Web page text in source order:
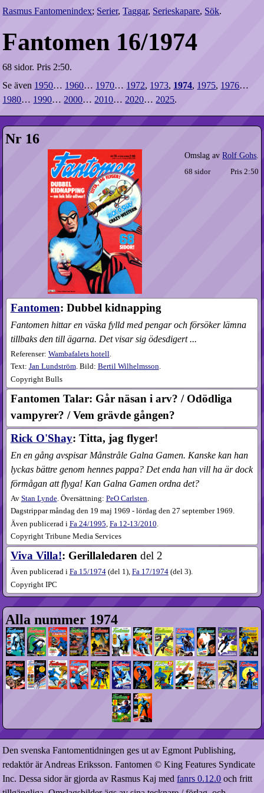
Rasmus Fantomenindex; Serier,Taggar, Serieskapare, Sök.
Fantomen 16/1974
68 sidor. Pris 2:50.
Se även 1950… 1960… 1970… 1972, 1973, 1974, 1975, 1976…
1980… 1990… 2000… 2010… 2020… 2025.
Nr 16
Omslag avRolf Gohs
68 sidor Pris 2:50
Fantomen: Dubbel kidnapping
Fantomen hittar en väska fylld med pengar och försöker lämna
tillbaks den till ägarna. Det visar sig ödesdigert ...
Referenser: Wambafalets hotell
Text: Jan Lundström. Bild: Bertil Wilhelmsson.
Copyright Bulls
Fantomen Talar: Går näsan i arv? / Odödliga
vampyrer? / Vem grävde gången?
Rick O'Shay: Titta, jag flyger!
En en gång avspisar Månstråle Galna Gamen. Kanske kan han
lyckas bättre genom hennes pappa? Det enda han vill ha är dock
förmågan att flyga! Kan Galna Gamen ordna det?
Av Stan Lynde. Översättning: PeO Carlsten
Dagstrippar måndag den 19 maj 1969 - lördag den 27 september 1969.
Även publicerad i Fa 24​/1995 Fa 12-13​/2010
Copyright Tribune Media Services
Viva Villa!: Gerillaledaren del 2
Även publicerad i Fa15​/1974(del 1), Fa17​/1974(del 3).
Copyright IPC
Alla nummer 1974
Den svenska Fantomentidningen ges ut av Egmont Publishing,
redaktör är Andreas Eriksson. Fantomen © King Features Syndicate
Inc. Dessa sidor är gjorda av Rasmus Kaj medfanrs 0.12.0 och fritt